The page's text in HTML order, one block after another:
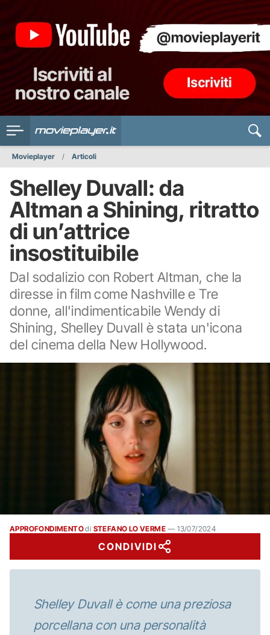
Movieplayer Articoli
Shelley Duvall: da
Altman a Shining, ritratto
di un’attrice
insostituibile
Dal sodalizio con Robert Altman, che la
diresse in film come Nashville e Tre
donne, all'indimenticabile Wendy di
Shining, Shelley Duvall è stata un'icona
del cinema della New Hollywood.
APPROFONDIMENTOdi STEFANO LO VERME —13/07/2024
CONDIVIDI
Shelley Duvall è come una preziosa
porcellana con una personalità